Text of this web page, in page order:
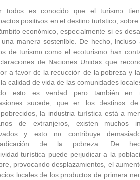
todos es conocido que el turismo
positivos en el destino turístico, sobre
económico, especialmente si es
manera sostenible. De hecho, incluso
de turismo como el ecoturismo han
de Naciones Unidas que
a favor de la reducción de la pobreza y
calidad de vida de las comunidades
esto es verdad pero también en
sucede, que en los destinos
la industria turística está a
de extranjeros, existen muchos
y esto no contribuye
de la pobreza. De
turística puede perjudicar a la
provocando desplazamientos, el
locales de los productos de primera